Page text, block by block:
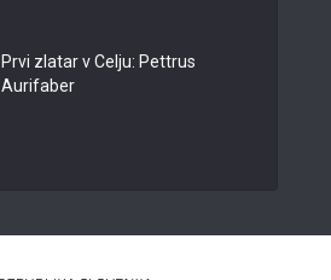
Prvi zlatar v Celju: Pettrus
Aurifaber